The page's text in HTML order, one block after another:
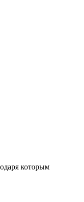
которым